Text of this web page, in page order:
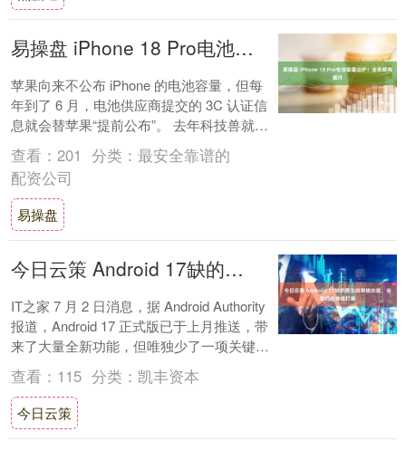
易操盘 iPhone 18 Pro电池容量出炉！全系都有提升
苹果向来不公布 iPhone 的电池容量，但每
年到了 6 月，电池供应商提交的 3C 认证信
息就会替苹果“提前公布”。 去年科技兽就通
过这个方式提前分享了 iP....
查看： 201 分类： 最安全靠谱的
配资公司
易操盘
今日云策 Android 17缺的原生应用锁功能，谷歌仍在持续打磨
IT之家 7 月 2 日消息，据 Android Authority
报道，Android 17 正式版已于上月推送，带
来了大量全新功能，但唯独少了一项关键功
能....
查看： 115 分类： 凯丰资本
今日云策